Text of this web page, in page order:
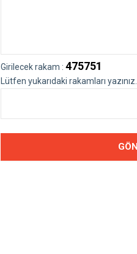
Girilecek rakam : 475751
Lütfen yukarıdaki rakamları yazınız.